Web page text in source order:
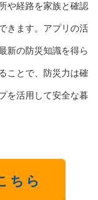
や経路を家族と確認
きます。アプリの活
新の防災知識を得ら
ことで、防災力は確
を活用して安全な暮
ちら